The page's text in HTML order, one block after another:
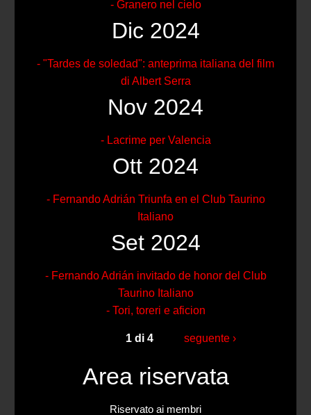
- Granero nel cielo
Dic 2024
- "Tardes de soledad": anteprima italiana del film
di Albert Serra
Nov 2024
- Lacrime per Valencia
Ott 2024
- Fernando Adrián Triunfa en el Club Taurino
Italiano
Set 2024
- Fernando Adrián invitado de honor del Club
Taurino Italiano
- Tori, toreri e aficion
1 di 4 seguente ›
Area riservata
Riservato ai membri